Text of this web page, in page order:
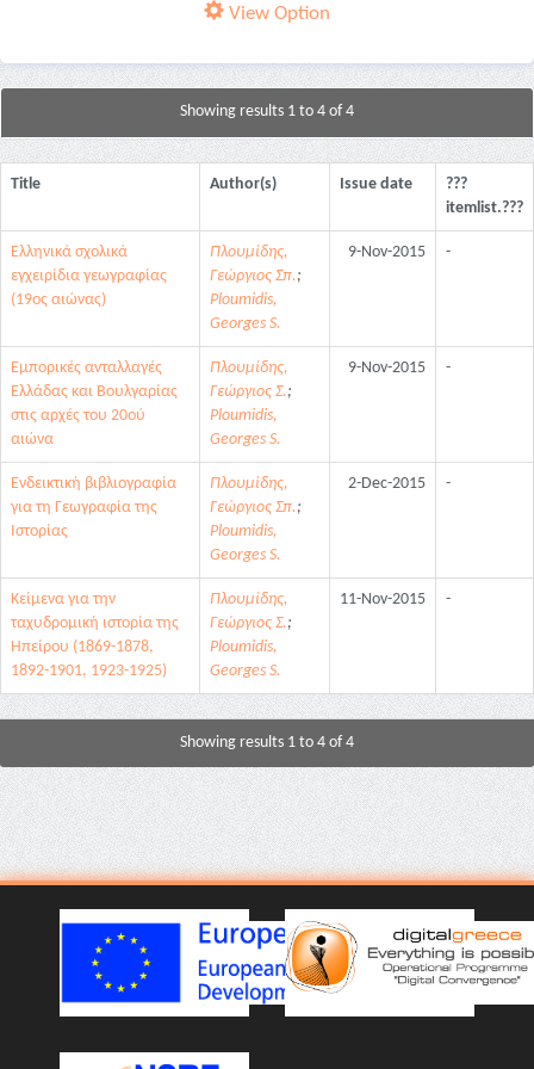
View Option
Showing results 1 to 4 of 4
Title Author(s) Issue date
???
itemlist.???
Ελληνικά σχολικά
εγχειρίδια γεωγραφίας
(19ος αιώνας)
Πλουμίδης,
Γεώργιος Σπ.;
Ploumidis,
Georges S.
9-Nov-2015 -
Εμπορικές ανταλλαγές
Ελλάδας και Βουλγαρίας
στις αρχές του 20ού
αιώνα
Πλουμίδης,
Γεώργιος Σ.;
Ploumidis,
Georges S.
9-Nov-2015 -
Ενδεικτική βιβλιογραφία
για τη Γεωγραφία της
Ιστορίας
Πλουμίδης,
Γεώργιος Σπ.;
Ploumidis,
Georges S.
2-Dec-2015 -
Κείμενα για την
ταχυδρομική ιστορία της
Ηπείρου (1869-1878,
1892-1901, 1923-1925)
Πλουμίδης,
Γεώργιος Σ.;
Ploumidis,
Georges S.
11-Nov-2015 -
Showing results 1 to 4 of 4